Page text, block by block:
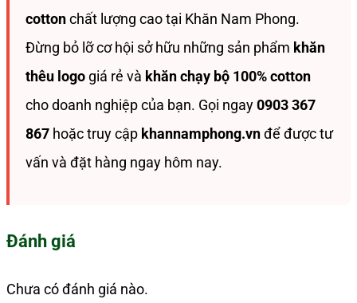
cottonchất lượng cao tại Khăn Nam Phong.
Đừng bỏ lỡ cơ hội sở hữu những sản phẩm khăn
thêu logo giá rẻ và khăn chạy bộ 100% cotton
cho doanh nghiệp của bạn. Gọi ngay0903 367
867 hoặc truy cập khannamphong.vnđể được tư
vấn và đặt hàng ngay hôm nay.
Đánh giá
Chưa có đánh giá nào.